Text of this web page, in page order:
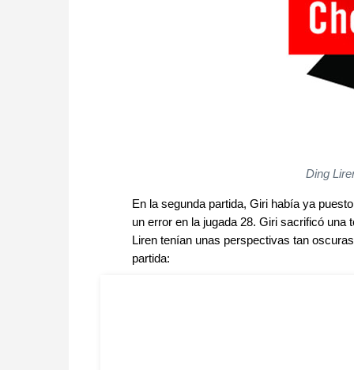
Ding
En la segunda partida, Giri había ya
un error en la jugada 28. Giri sacrificó
Liren tenían unas perspectivas tan
partida: